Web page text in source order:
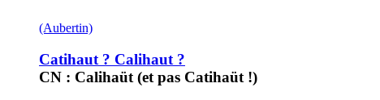
(Aubertin)
Catihaut ? Calihaut ?
CN : Calihaüt (et pas Catihaüt !)